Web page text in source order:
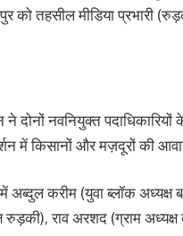
को तहसील मीडिया प्रभारी
दोनों नवनियुक्त
में किसानों और मज़दूरों की
में अब्दुल करीम (युवा ब्लॉक
रुड़की), राव अरशद (ग्राम